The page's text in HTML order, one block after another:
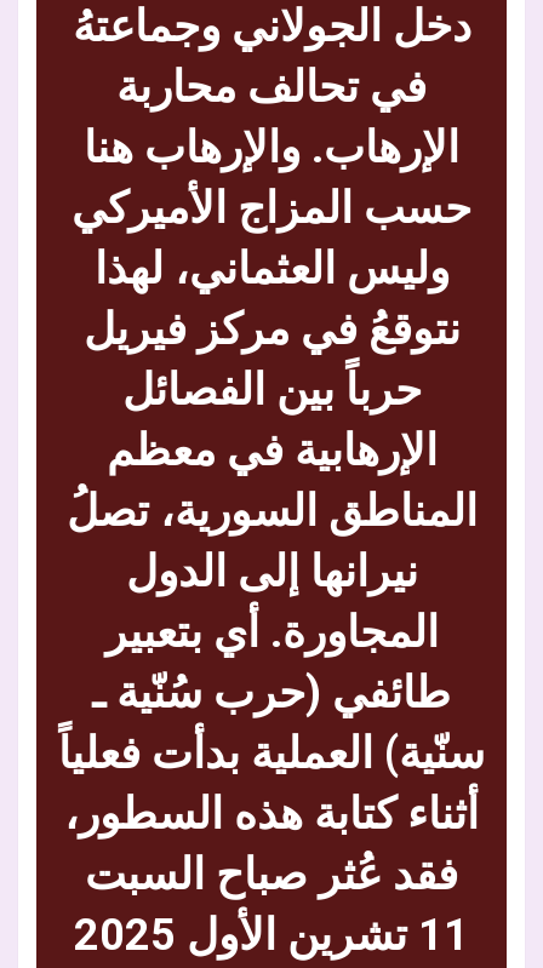
دخل الجولاني وجماعتهُ
في تحالف محاربة
الإرهاب. والإرهاب هنا
حسب المزاج الأميركي
وليس العثماني، لهذا
نتوقعُ في مركز فيريل
حرباً بين الفصائل
الإرهابية في معظم
المناطق السورية، تصلُ
نيرانها إلى الدول
المجاورة. أي بتعبير
طائفي (حرب سُنّية ـ
سنّية) العملية بدأت فعلياً
أثناء كتابة هذه السطور،
فقد عُثر صباح السبت
11 تشرين الأول 2025